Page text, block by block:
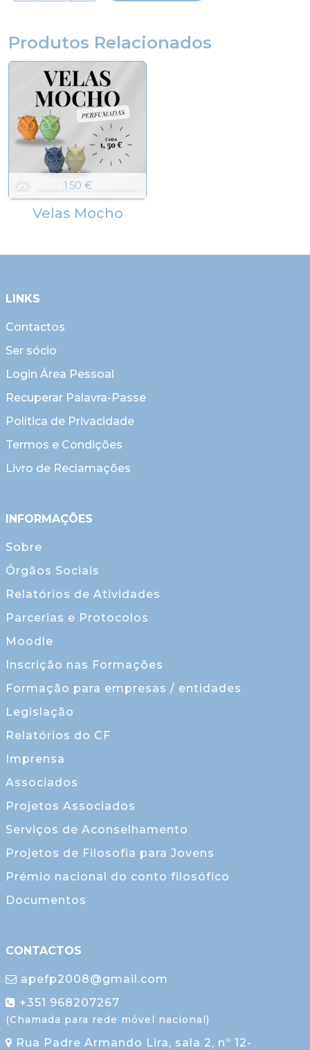
Produtos Relacionados
1.50 €
Velas Mocho
LINKS
Contactos
Ser sócio
Login Área Pessoal
Recuperar Palavra-Passe
Política de Privacidade
Termos e Condições
Livro de Reclamações
INFORMAÇÕES
Sobre
Órgãos Sociais
Relatórios de Atividades
Parcerias e Protocolos
Moodle
Inscrição nas Formações
Formação para empresas / entidades
Legislação
Relatórios do CF
Imprensa
Associados
Projetos Associados
Serviços de Aconselhamento
Projetos de Filosofia para Jovens
Prémio nacional do conto filosófico
Documentos
CONTACTOS
apefp2008@gmail.com
+351 968207267
(Chamada para rede móvel nacional)
Rua Padre Armando Lira, sala 2, nº 12-